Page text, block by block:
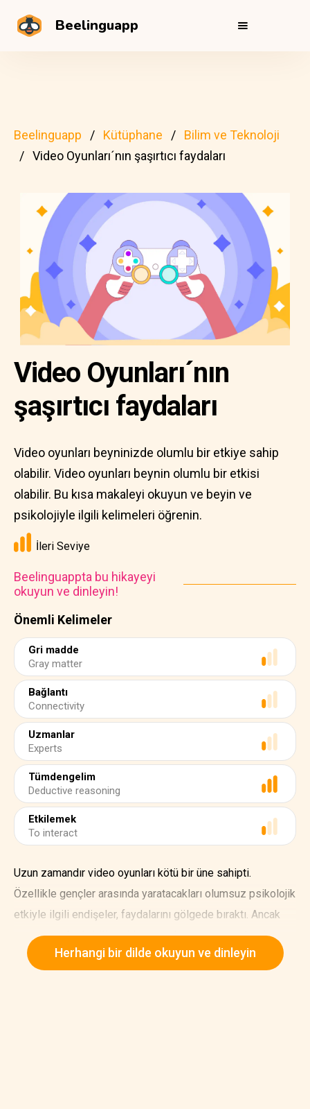
Beelinguapp
Beelinguapp Kütüphane
Bilim ve Teknoloji
Video Oyunları´nın şaşırtıcı faydaları
Önemli Kelimeler
Gri madde
Gray matter
Bağlantı
Connectivity
Uzmanlar
Experts
Tümdengelim
Deductive reasoning
Etkilemek
To interact
Video Oyunları´nın
şaşırtıcı faydaları
Video oyunları beyninizde olumlu bir etkiye sahip
olabilir. Video oyunları beynin olumlu bir etkisi
olabilir. Bu kısa makaleyi okuyun ve beyin ve
psikolojiyle ilgili kelimeleri öğrenin.
İleri Seviye
Beelinguappta bu hikayeyi
okuyun ve dinleyin!
Uzun zamandır video oyunları kötü bir üne sahipti.
Özellikle gençler arasında yaratacakları olumsuz psikolojik
etkiyle ilgili endişeler, faydalarını gölgede bıraktı. Ancak
son zamanlarda bilim, video oyunları oynamanın beyin
üzerinde olumlu bir etkisi olabileceğini keşfetti.
Herhangi bir dilde okuyun ve dinleyin